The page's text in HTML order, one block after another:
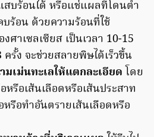
บร้อนได้ หรือแช่แผลที่โดนตํา
ร้อน ด้วยความร้อนที่ใช้
ศาเซลเซียส เป็นเวลา 10-15
รั้ง จะช่วยสลายพิษได้เร็วขึ้น
มเม่นทะเลให้แตกละเอียด โดย
หรือเส้นเลือดหรือเส้นประสาท
หรือทําอันตรายเส้นเลือดหรือ